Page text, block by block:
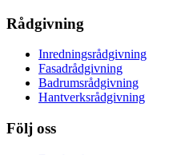
Rådgivning
Inredningsrådgivning
Fasadrådgivning
Badrumsrådgivning
Hantverksrådgivning
Följ oss